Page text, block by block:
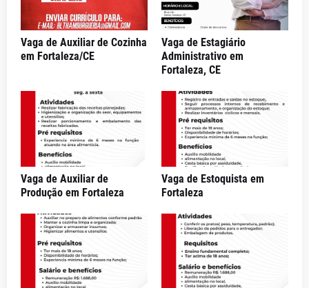
Vaga de Auxiliar de Cozinha
em Fortaleza/CE
Vaga de Estagiário
Administrativo em
Fortaleza, CE
Vaga de Auxiliar de
Produção em Fortaleza
Vaga de Estoquista em
Fortaleza